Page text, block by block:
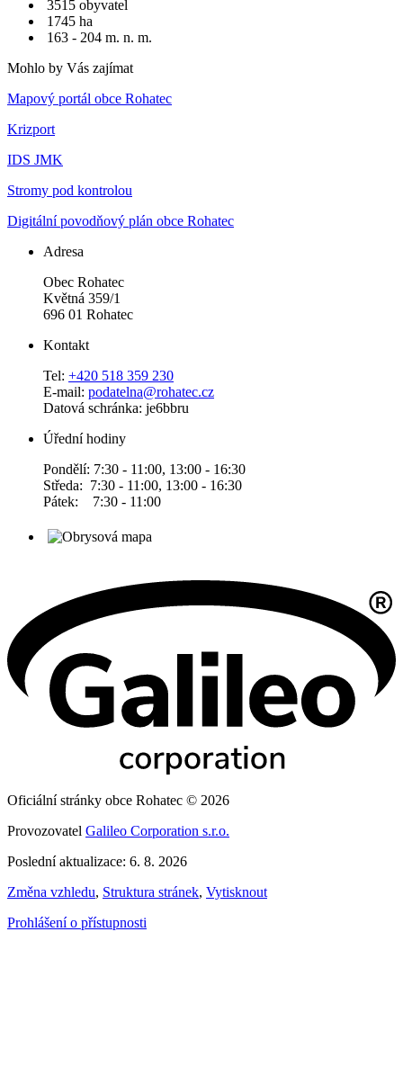
3515 obyvatel
1745 ha
163 - 204 m. n. m.
Mohlo by Vás zajímat
Mapový portál obce Rohatec
Krizport
IDS JMK
Stromy pod kontrolou
Digitální povodňový plán obce Rohatec
Adresa
Obec Rohatec
Květná 359/1
696 01 Rohatec
Kontakt
Tel: +420 518 359 230
E-mail: podatelna@rohatec.cz
Datová schránka: je6bbru
Úřední hodiny
Pondělí: 7:30 - 11:00, 13:00 - 16:30
Středa: 7:30 - 11:00, 13:00 - 16:30
Pátek: 7:30 - 11:00
Oficiální stránky obce Rohatec © 2026
Provozovatel Galileo Corporation s.r.o.
Poslední aktualizace: 6. 8. 2026
Změna vzhledu, Struktura stránek, Vytisknout
Prohlášení o přístupnosti